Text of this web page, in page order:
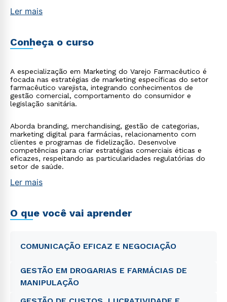
Ler mais
Conheça o curso
A especialização em Marketing do Varejo Farmacêutico é
focada nas estratégias de marketing específicas do setor
farmacêutico varejista, integrando conhecimentos de
gestão comercial, comportamento do consumidor e
legislação sanitária.
Aborda branding, merchandising, gestão de categorias,
marketing digital para farmácias, relacionamento com
clientes e programas de fidelização. Desenvolve
competências para criar estratégias comerciais éticas e
eficazes, respeitando as particularidades regulatórias do
setor de saúde.
Ler mais
O que você vai aprender
COMUNICAÇÃO EFICAZ E NEGOCIAÇÃO
GESTÃO EM DROGARIAS E FARMÁCIAS DE
MANIPULAÇÃO